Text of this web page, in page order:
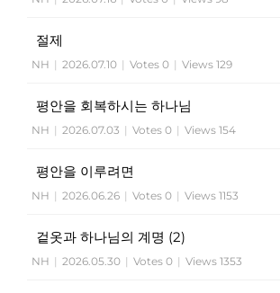
절제
NH | 2026.07.10 | Votes 0 | Views 129
평안을 회복하시는 하나님
NH | 2026.07.03 | Votes 0 | Views 154
평안을 이루려면
NH | 2026.06.26 | Votes 0 | Views 1153
겉옷과 하나님의 계명 (2)
NH | 2026.05.30 | Votes 0 | Views 1353